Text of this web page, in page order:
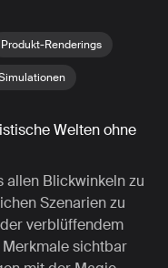
Produkt-Renderings
Welten ohne
allen Blickwinkeln zu
Szenarien zu
verblüffendem
sichtbar